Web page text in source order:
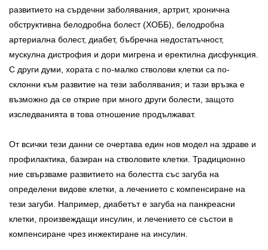
развитието на сърдечни заболявания, артрит, хронична
обструктивна белодробна болест (ХОББ), белодробна
артериална болест, диабет, бъбречна недостатъчност,
мускулна дистрофия и дори мигрена и еректилна дисфункция.
С други думи, хората с по-малко стволови клетки са по-
склонни към развитие на тези заболявания; и тази връзка е
възможно да се открие при много други болести, защото
изследванията в това отношение продължават.
От всички тези данни се очертава един нов модел на здраве и
профилактика, базиран на стволовите клетки. Традиционно
ние свързваме развитието на болестта със загуба на
определени видове клетки, а лечението с компенсиране на
тези загуби. Например, диабетът е загуба на панкреасни
клетки, произвеждащи инсулин, и лечението се състои в
компенсиране чрез инжектиране на инсулин.